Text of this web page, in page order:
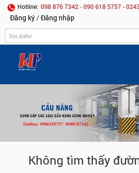
Hotline: 098 876 7342 - 090 618 5757 -
Đăng ký/Đăng nhập
Không tìm thấy